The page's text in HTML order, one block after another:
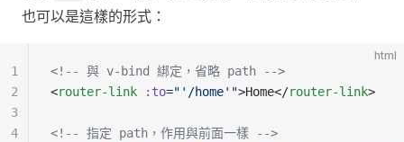
也可以是這樣的形式：
html
<!-- 與 v-bind 綁定，省略 path -->
<router-link :to="'/home'">Home</router-link>
<!-- 指定 path，作用與前面一樣 -->
1
2
3
4